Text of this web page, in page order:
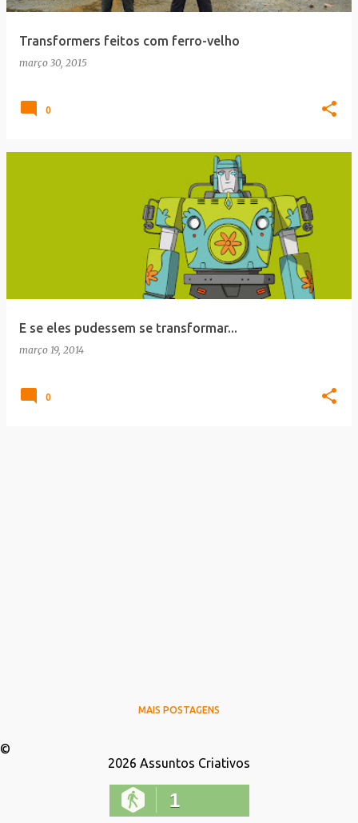
Transformers feitos com ferro-velho
março 30, 2015
0
E se eles pudessem se transformar...
março 19, 2014
0
MAIS POSTAGENS
©
2026 Assuntos Criativos
1